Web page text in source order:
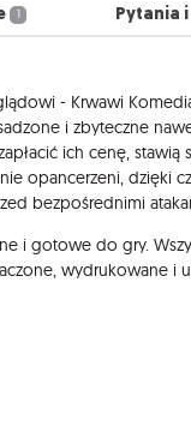
1 Pytania
- Krwawi
i zbyteczne
ich cenę,
opancerzeni, dzięki
bezpośrednimi
i gotowe do gry.
wydrukowane i